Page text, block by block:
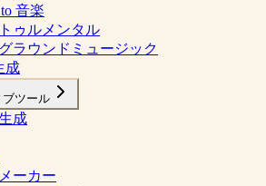
音楽
ゥルメンタル
ラウンドミュージック
成
ブツール
成
ーカー